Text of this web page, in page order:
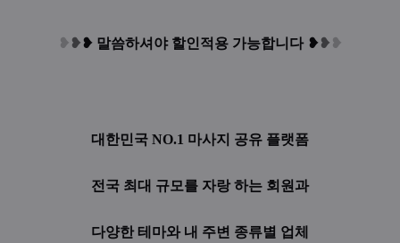
❥ ❥❥ 말씀하셔야 할인적용 가능합니다 ❥❥ ❥
대한민국 NO.1 마사지 공유 플랫폼
전국 최대 규모를 자랑 하는 회원과
다양한 테마와 내 주변 종류별 업체